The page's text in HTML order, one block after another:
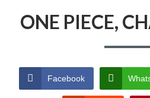
TERMS AND
CONDITIONS
ONE PIECE,
Facebook